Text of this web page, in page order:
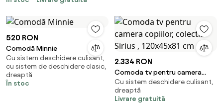
520 RON
Comodă Minnie
Cu sistem deschidere culisant,
cu sistem de deschidere clasic,
dreaptă
În stoc
2.334 RON
Comoda tv pentru camera
copiilor, colectia Sirius ,
120x45x81 cm
Cu sistem deschidere culisant,
dreaptă
Livrare gratuită